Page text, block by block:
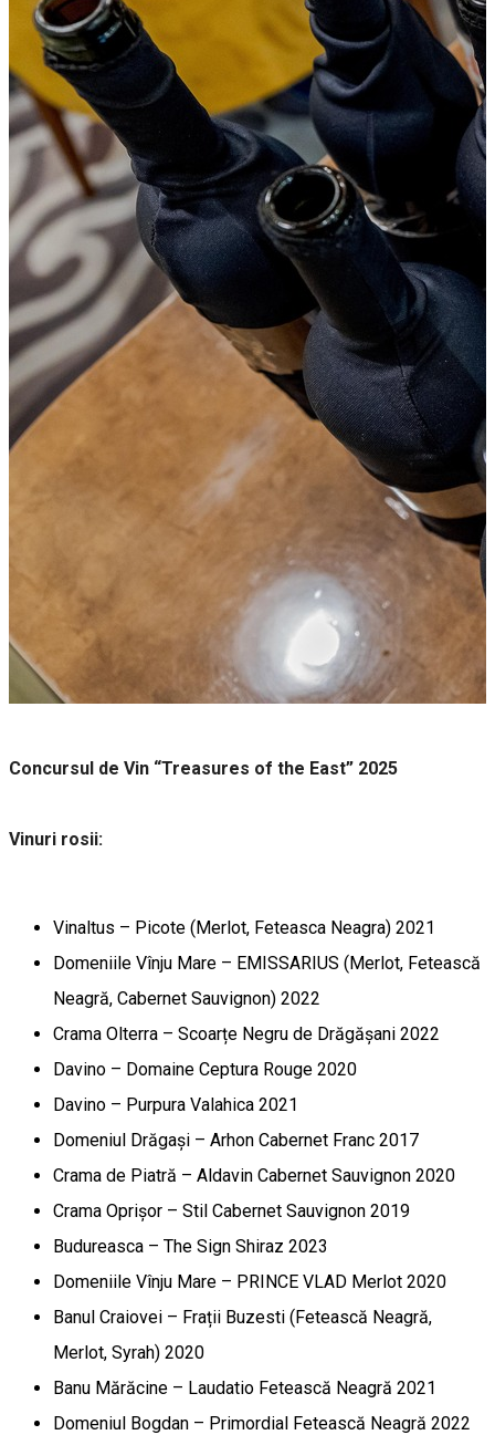
Concursul de Vin “Treasures of the East” 2025
Vinuri rosii:
Vinaltus – Picote (Merlot, Feteasca Neagra) 2021
Domeniile Vînju Mare – EMISSARIUS (Merlot, Fetească
Neagră, Cabernet Sauvignon) 2022
Crama Olterra – Scoarțe Negru de Drăgășani 2022
Davino – Domaine Ceptura Rouge 2020
Davino – Purpura Valahica 2021
Domeniul Drăgași – Arhon Cabernet Franc 2017
Crama de Piatră – Aldavin Cabernet Sauvignon 2020
Crama Oprișor – Stil Cabernet Sauvignon 2019
Budureasca – The Sign Shiraz 2023
Domeniile Vînju Mare – PRINCE VLAD Merlot 2020
Banul Craiovei – Frații Buzesti (Fetească Neagră,
Merlot, Syrah) 2020
Banu Mărăcine – Laudatio Fetească Neagră 2021
Domeniul Bogdan – Primordial Fetească Neagră 2022